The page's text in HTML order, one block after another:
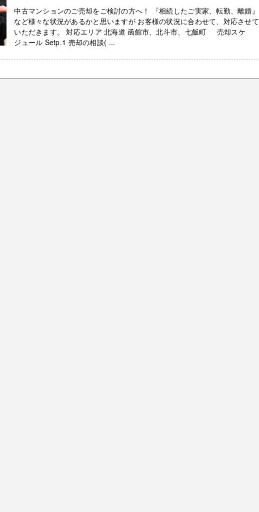
中古マンションのご売却をご検討の方へ！ 『相続したご実家、転勤、離婚』
など様々な状況があるかと思いますが お客様の状況に合わせて、対応させて
いただきます。 対応エリア 北海道 函館市、北斗市、七飯町 売却スケ
ジュール Setp.1 売却の相談( ...